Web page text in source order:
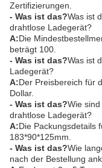
Zertifizierungen.
- Was ist das?Was ist
drahtlose Ladegerät?
A:Die
beträgt 100.
- Was ist das?Was ist
Ladegerät?
A:Der Preisbereich für
Dollar.
- Was ist das?Wie
drahtlose Ladegerät?
A:Die Packungsdetails
183*90*125mm.
- Was ist das?Wie
nach der Bestellung